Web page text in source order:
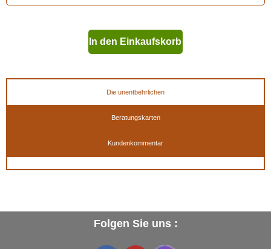
In den Einkaufskorb
Die unentbehrlichen
Beratungskarten
Kundenkommentar
Folgen Sie uns :